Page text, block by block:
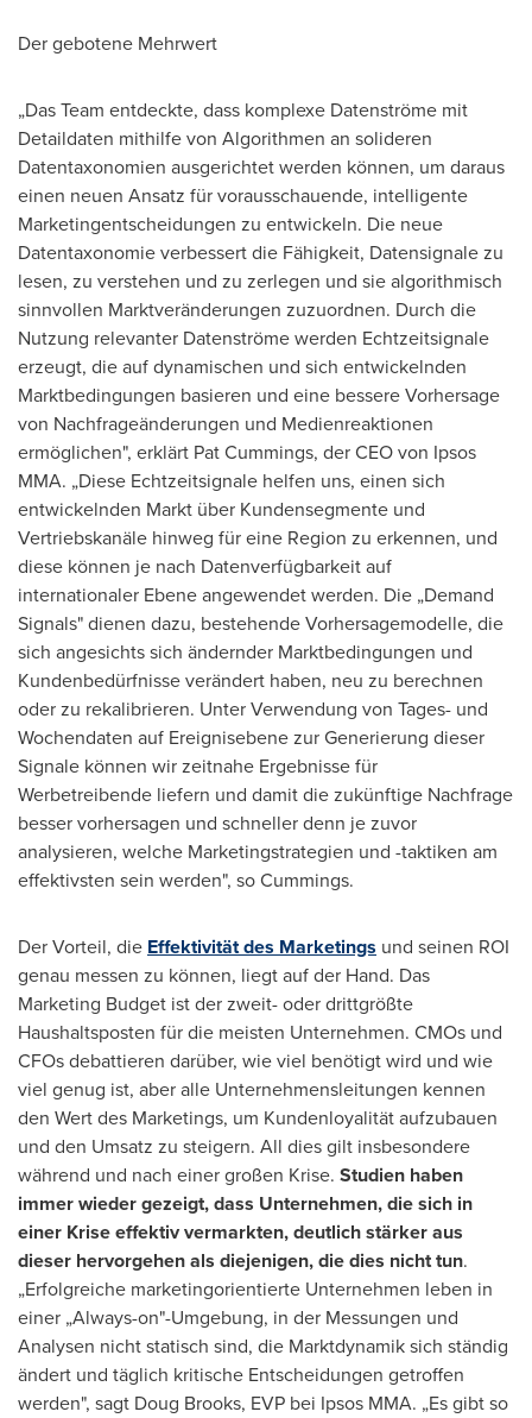
Der gebotene Mehrwert
„Das Team entdeckte, dass komplexe Datenströme mit
Detaildaten mithilfe von Algorithmen an solideren
Datentaxonomien ausgerichtet werden können, um daraus
einen neuen Ansatz für vorausschauende, intelligente
Marketingentscheidungen zu entwickeln. Die neue
Datentaxonomie verbessert die Fähigkeit, Datensignale zu
lesen, zu verstehen und zu zerlegen und sie algorithmisch
sinnvollen Marktveränderungen zuzuordnen. Durch die
Nutzung relevanter Datenströme werden Echtzeitsignale
erzeugt, die auf dynamischen und sich entwickelnden
Marktbedingungen basieren und eine bessere Vorhersage
von Nachfrageänderungen und Medienreaktionen
ermöglichen", erklärt Pat Cummings, der CEO von Ipsos
MMA. „Diese Echtzeitsignale helfen uns, einen sich
entwickelnden Markt über Kundensegmente und
Vertriebskanäle hinweg für eine Region zu erkennen, und
diese können je nach Datenverfügbarkeit auf
internationaler Ebene angewendet werden. Die „Demand
Signals" dienen dazu, bestehende Vorhersagemodelle, die
sich angesichts sich ändernder Marktbedingungen und
Kundenbedürfnisse verändert haben, neu zu berechnen
oder zu rekalibrieren. Unter Verwendung von Tages- und
Wochendaten auf Ereignisebene zur Generierung dieser
Signale können wir zeitnahe Ergebnisse für
Werbetreibende liefern und damit die zukünftige Nachfrage
besser vorhersagen und schneller denn je zuvor
analysieren, welche Marketingstrategien und -taktiken am
effektivsten sein werden", so Cummings.
Der Vorteil, die Effektivität des Marketings und seinen ROI
genau messen zu können, liegt auf der Hand. Das
Marketing Budget ist der zweit- oder drittgrößte
Haushaltsposten für die meisten Unternehmen. CMOs und
CFOs debattieren darüber, wie viel benötigt wird und wie
viel genug ist, aber alle Unternehmensleitungen kennen
den Wert des Marketings, um Kundenloyalität aufzubauen
und den Umsatz zu steigern. All dies gilt insbesondere
während und nach einer großen Krise. Studien haben
immer wieder gezeigt, dass Unternehmen, die sich in
einer Krise effektiv vermarkten, deutlich stärker aus
dieser hervorgehen als diejenigen, die dies nicht tun.
„Erfolgreiche marketingorientierte Unternehmen leben in
einer „Always-on"-Umgebung, in der Messungen und
Analysen nicht statisch sind, die Marktdynamik sich ständig
ändert und täglich kritische Entscheidungen getroffen
werden", sagt Doug Brooks, EVP bei Ipsos MMA. „Es gibt so